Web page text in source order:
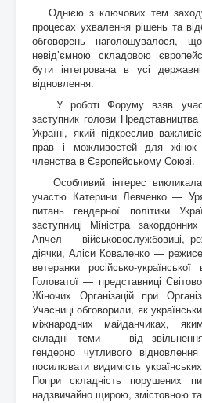
Однією з ключових тем
процесах ухвалення рішень та
обговорень наголошувалося,
невід’ємною складовою
бути інтегрована в усі
відновлення.
У роботі Форуму взяв
заступник голови
Україні, який підкреслив
прав і можливостей для
членства в Європейському Союзі.
Особливий інтерес
участю Катерини Левченко —
питань гендерної політики
заступниці Міністра
Апчел — військовослужбовиці,
діячки, Аліси Коваленко —
ветеранки російсько-
Головатої — представниці
Жіночих Організацій при
Учасниці обговорили, як
міжнародних майданчиках,
складні теми — від
гендерно чутливого
посилювати видимість
Попри складність порушених
надзвичайно щирою, змістовною